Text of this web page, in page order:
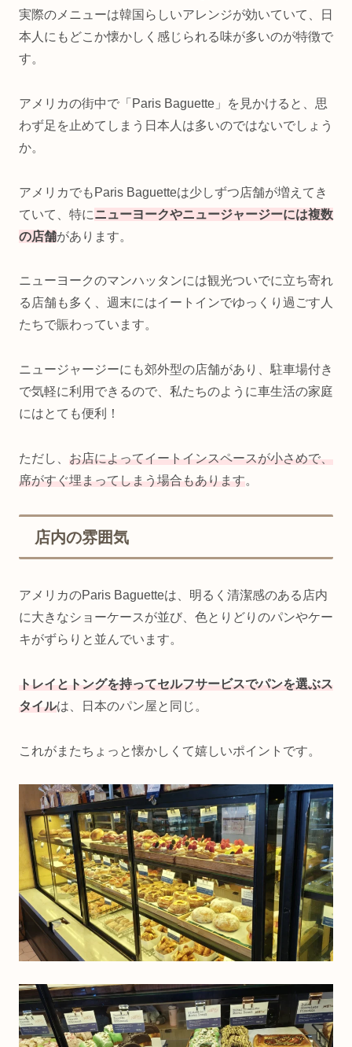
実際のメニューは韓国らしいアレンジが効いていて、日
本人にもどこか懐かしく感じられる味が多いのが特徴で
す。
アメリカの街中で「Paris Baguette」を見かけると、思
わず足を止めてしまう日本人は多いのではないでしょう
か。
アメリカでもParis Baguetteは少しずつ店舗が増えてき
ていて、特にニューヨークやニュージャージーには複数
の店舗があります。
ニューヨークのマンハッタンには観光ついでに立ち寄れ
る店舗も多く、週末にはイートインでゆっくり過ごす人
たちで賑わっています。
ニュージャージーにも郊外型の店舗があり、駐車場付き
で気軽に利用できるので、私たちのように車生活の家庭
にはとても便利！
ただし、 お店によってイートインスペースが小さめで、
席がすぐ埋まってしまう場合もあります。
店内の雰囲気
アメリカのParis Baguetteは、明るく清潔感のある店内
に大きなショーケースが並び、色とりどりのパンやケー
キがずらりと並んでいます。
トレイとトングを持ってセルフサービスでパンを選ぶス
タイルは、日本のパン屋と同じ。
これがまたちょっと懐かしくて嬉しいポイントです。